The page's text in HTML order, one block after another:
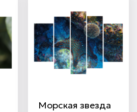
Морская звезда